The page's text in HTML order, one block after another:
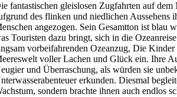
fantastischen gleislosen Zugfahrten auf
des flinken und niedlichen Aussehens
angezogen. Sein Gesamtton ist blau
Touristen dazu bringt, sich in die
vorbeifahrenden Ozeanzug, Die Kinder
voller Lachen und Glück ein. Ihre
und Überraschung, als würden sie
erkunden. Diesmal
sondern brachte ihnen auch endlos